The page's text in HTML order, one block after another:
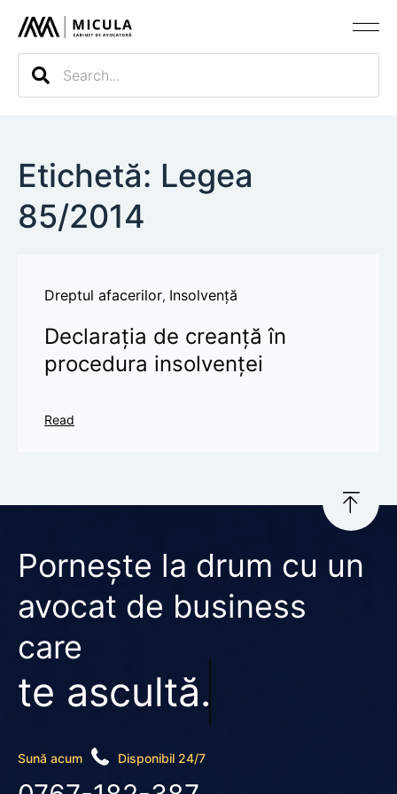
Etichetă: Legea
85/2014
Dreptul afacerilor, Insolvență
Declarația de creanță în
procedura insolvenței
Read
Pornește la drum cu un
avocat de business
care
te ascultă.
Sună acum Disponibil 24/7